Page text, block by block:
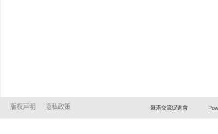
版权声明 隐私政策 蘇港交流促進會